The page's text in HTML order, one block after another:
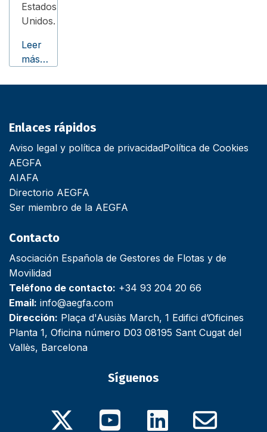
Estados
Unidos.
Leer
más…
Enlaces rápidos
Aviso legal y política de privacidadPolítica de Cookies
AEGFA
AIAFA
Directorio AEGFA
Ser miembro de la AEGFA
Contacto
Asociación Española de Gestores de Flotas y de
Movilidad
Teléfono de contacto: +34 93 204 20 66
Email: info@aegfa.com
Dirección: Plaça d'Ausiàs March, 1 Edifici d’Oficines
Planta 1, Oficina número D03 08195 Sant Cugat del
Vallès, Barcelona
Síguenos